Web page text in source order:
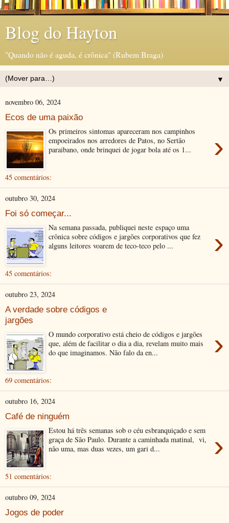
Blog do Hayton
"Quando não é aguda, é crônica" (Rubem Braga)
▼
novembro 06, 2024
Ecos de uma paixão
›
Os primeiros sintomas apareceram nos campinhos
empoeirados nos arredores de Patos, no Sertão
paraibano, onde brinquei de jogar bola até os 1...
45 comentários:
outubro 30, 2024
Foi só começar...
›
Na semana passada, publiquei neste espaço uma
crônica sobre códigos e jargões corporativos que fez
alguns leitores voarem de teco-teco pelo ...
45 comentários:
outubro 23, 2024
A verdade sobre códigos e
jargões
›
O mundo corporativo está cheio de códigos e jargões
que, além de facilitar o dia a dia, revelam muito mais
do que imaginamos. Não falo da en...
69 comentários:
outubro 16, 2024
Café de ninguém
›
Estou há três semanas sob o céu esbranquiçado e sem
graça de São Paulo. Durante a caminhada matinal, vi,
não uma, mas duas vezes, um gari d...
51 comentários:
outubro 09, 2024
Jogos de poder